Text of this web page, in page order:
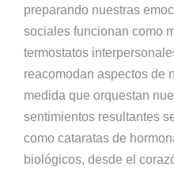
preparando nuestras
sociales funcionan como
termostatos
reacomodan aspectos de
medida que orquestan
sentimientos resultantes
como cataratas de
biológicos, desde el